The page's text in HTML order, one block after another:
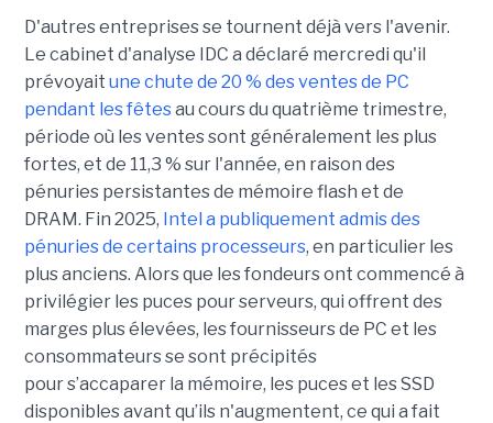
D'autres entreprises se tournent déjà vers l'avenir.
Le cabinet d'analyse IDC a déclaré mercredi qu'il
prévoyait une chute de 20 % des ventes de PC
pendant les fêtesau cours du quatrième trimestre,
période où les ventes sont généralement les plus
fortes, et de 11,3 % sur l'année, en raison des
pénuries persistantes de mémoire flash et de
DRAM. Fin 2025, Intel a publiquement admis des
pénuries de certains processeurs, en particulier les
plus anciens. Alors que les fondeurs ont commencé à
privilégier les puces pour serveurs, qui offrent des
marges plus élevées, les fournisseurs de PC et les
consommateurs se sont précipités
pour s’accaparer la mémoire, les puces et les SSD
disponibles avant qu’ils n'augmentent, ce qui a fait